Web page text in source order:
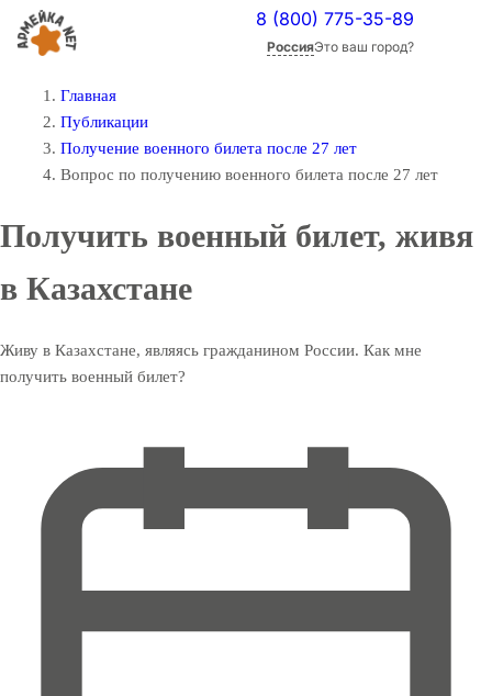
8 (800) 775-35-89
РоссияЭто ваш город?
Главная
Публикации
Получение военного билета после 27 лет
Вопрос по получению военного билета после 27 лет
Получить военный билет, живя
в Казахстане
Живу в Казахстане, являясь гражданином России. Как мне
получить военный билет?